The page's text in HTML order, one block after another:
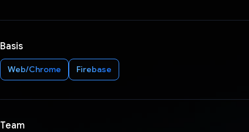
Basis
Web/Chrome Firebase
Team